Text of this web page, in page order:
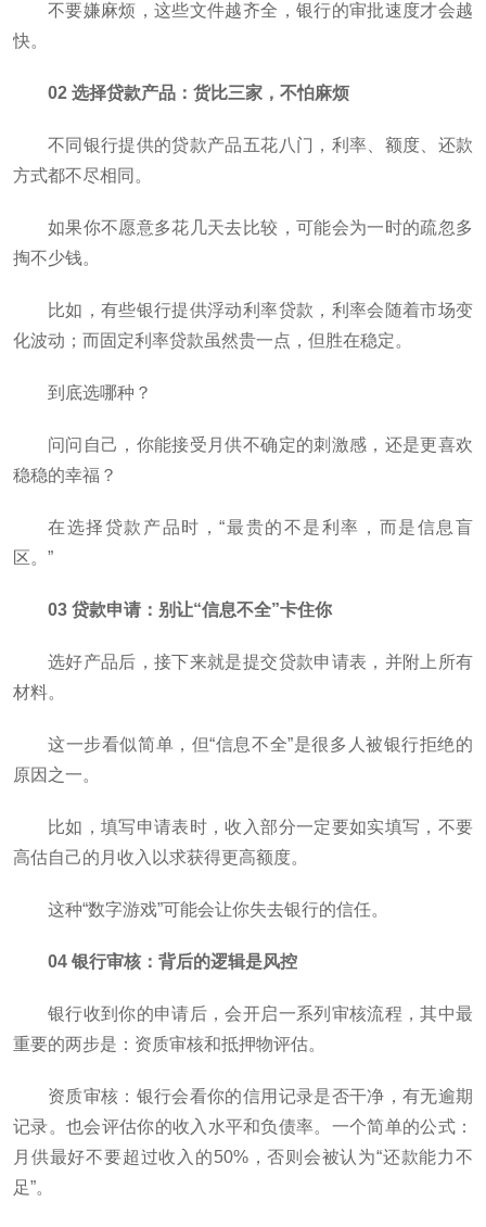
不要嫌麻烦，这些文件越齐全，银行的审批速度才会越
快。
02 选择贷款产品：货比三家，不怕麻烦
不同银行提供的贷款产品五花八门，利率、额度、还款
方式都不尽相同。
如果你不愿意多花几天去比较，可能会为一时的疏忽多
掏不少钱。
比如，有些银行提供浮动利率贷款，利率会随着市场变
化波动；而固定利率贷款虽然贵一点，但胜在稳定。
到底选哪种？
问问自己，你能接受月供不确定的刺激感，还是更喜欢
稳稳的幸福？
在选择贷款产品时，“最贵的不是利率，而是信息盲
区。”
03 贷款申请：别让“信息不全”卡住你
选好产品后，接下来就是提交贷款申请表，并附上所有
材料。
这一步看似简单，但“信息不全”是很多人被银行拒绝的
原因之一。
比如，填写申请表时，收入部分一定要如实填写，不要
高估自己的月收入以求获得更高额度。
这种“数字游戏”可能会让你失去银行的信任。
04 银行审核：背后的逻辑是风控
银行收到你的申请后，会开启一系列审核流程，其中最
重要的两步是：资质审核和抵押物评估。
资质审核：银行会看你的信用记录是否干净，有无逾期
记录。也会评估你的收入水平和负债率。一个简单的公式：
月供最好不要超过收入的50%，否则会被认为“还款能力不
足”。